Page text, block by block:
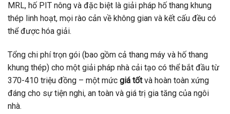
MRL, hố PIT nông và đặc biệt là giải pháp hố thang khung
thép linh hoạt, mọi rào cản về không gian và kết cấu đều có
thể được hóa giải.
Tổng chi phí trọn gói (bao gồm cả thang máy và hố thang
khung thép) cho một giải pháp nhà cải tạo có thể bắt đầu từ
370-410 triệu đồng – một mức giá tốtvà hoàn toàn xứng
đáng cho sự tiện nghi, an toàn và giá trị gia tăng của ngôi
nhà.